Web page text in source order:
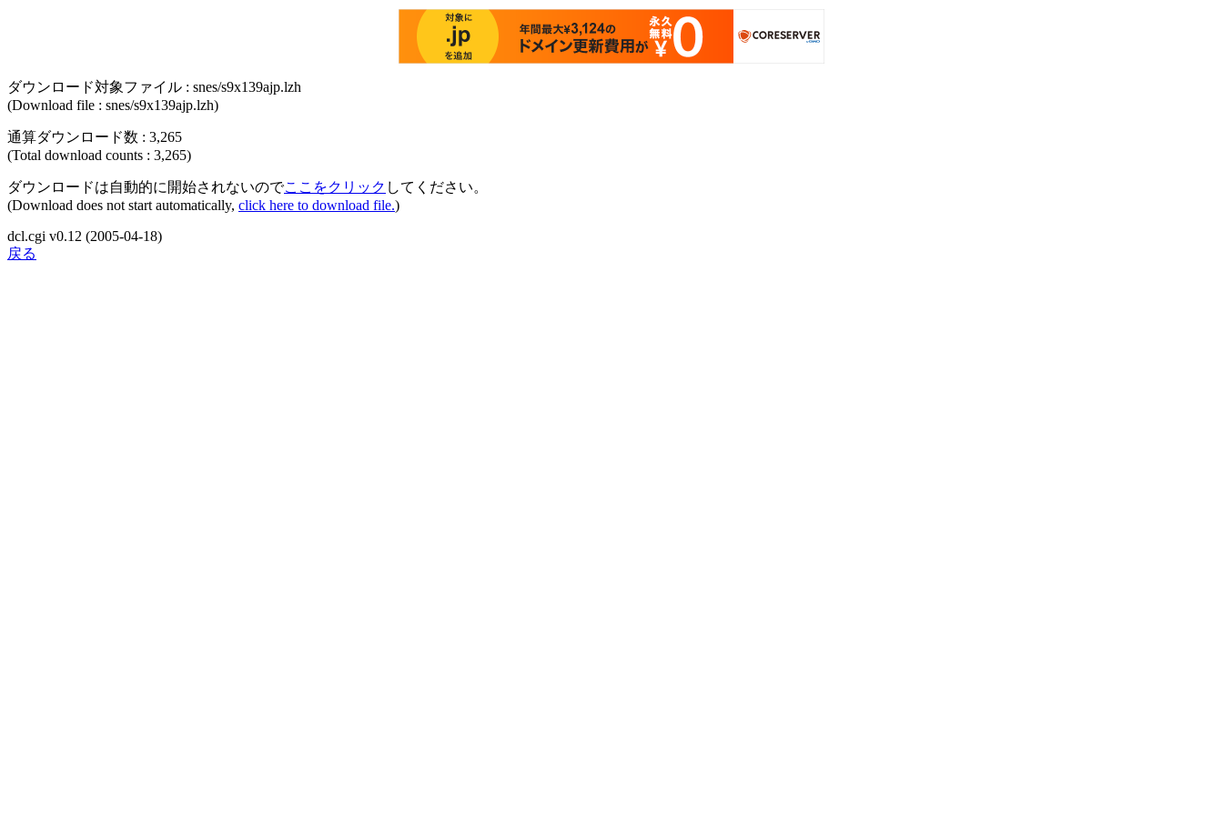
ダウンロード対象ファイル : snes/s9x139ajp.lzh
(Download file : snes/s9x139ajp.lzh)
通算ダウンロード数 : 3,265
(Total download counts : 3,265)
ダウンロードは自動的に開始されないのでここをクリック してください。
(Download does not start automatically, click here to download file.)
dcl.cgi v0.12 (2005-04-18)
戻る